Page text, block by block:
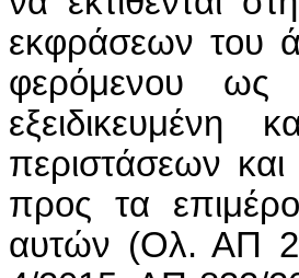
εκφράσεων του
φερόμενου ως
περιστάσεων
προς τα
αυτών (Ολ. ΑΠ